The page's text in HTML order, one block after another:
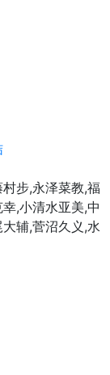
步,永泽菜教,福
,小清水亚美,中
辅,菅沼久义,水